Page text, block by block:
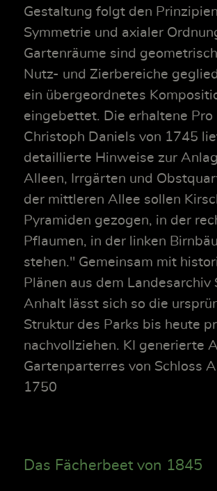
Gestaltung folgt den
Symmetrie und axialer
Gartenräume sind
Nutz- und Zierbereiche
ein übergeordnetes
eingebettet. Die erhaltene Pro
Christoph Daniels von 1745
detaillierte Hinweise zur
Alleen, Irrgärten und
der mittleren Allee sollen
Pyramiden gezogen, in der
Pflaumen, in der linken
stehen." Gemeinsam mit
Plänen aus dem Landesarchiv
Anhalt lässt sich so die
Struktur des Parks bis heute
nachvollziehen. KI generierte
Gartenparterres von Schloss
1750
Das Fächerbeet von 1845